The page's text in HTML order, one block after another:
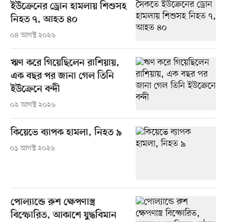
ইউক্রেনের ড্রোন হামলায় শিশুসহ
নিহত ৭, আহত ৪০
০৪ আগস্ট ২০২৬
ঋণ করে গিয়েছিলেন রাশিয়ায়,
এক বছর পর জানা গেল তিনি
ইউক্রেনে বন্দী
০২ আগস্ট ২০২৬
কিয়েভে ব্যাপক হামলা, নিহত ৯
০১ আগস্ট ২০২৬
পোল্যান্ডে রুশ ক্ষেপণাস্ত্র
বিস্ফোরিত, আকাশে যুদ্ধবিমান